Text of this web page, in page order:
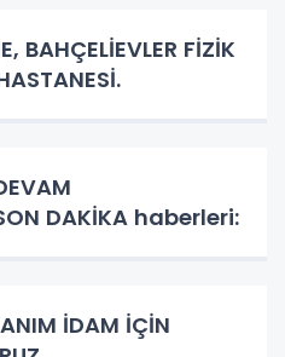
BAHÇELİEVLER FİZİK
Bir SON DAKİKA haberleri:
İDAM İÇİN